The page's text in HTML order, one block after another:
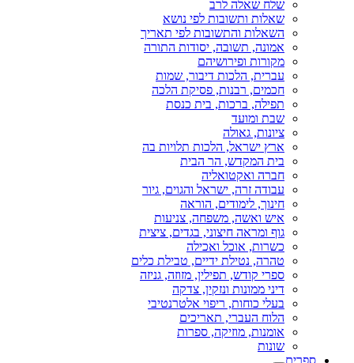
שלח שאלה לרב
שאלות ותשובות לפי נושא
השאלות והתשובות לפי תאריך
אמונה, תשובה, יסודות התורה
מקורות ופירושיהם
עברית, הלכות דיבור, שמות
חכמים, רבנות, פסיקת הלכה
תפילה, ברכות, בית כנסת
שבת ומועד
ציונות, גאולה
ארץ ישראל, הלכות תלויות בה
בית המקדש, הר הבית
חברה ואקטואליה
עבודה זרה, ישראל והגוים, גיור
חינוך, לימודים, הוראה
איש ואשה, משפחה, צניעות
גוף ומראה חיצוני, בגדים, ציצית
כשרות, אוכל ואכילה
טהרה, נטילת ידיים, טבילת כלים
ספרי קודש, תפילין, מזוזה, גניזה
דיני ממונות ונזקין, צדקה
בעלי כוחות, ריפוי אלטרנטיבי
הלוח העברי, תאריכים
אומנות, מוזיקה, ספרות
שונות
ספרים